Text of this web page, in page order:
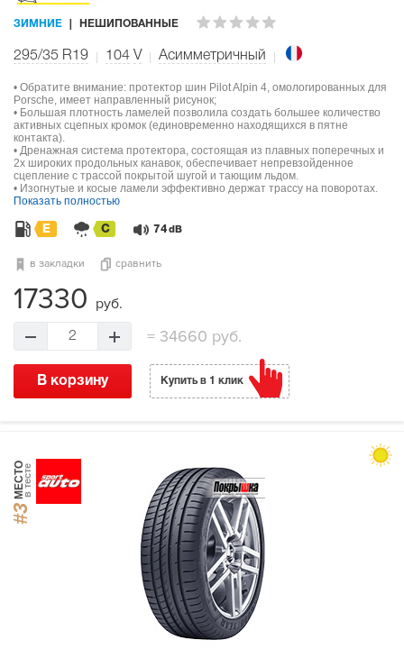
ЗИМНИЕ НЕШИПОВАННЫЕ
295/35 R19 104 V Асимметричный
• Обратите внимание: протектор шин Pilot Alpin 4, омологированных для
Porsche, имеет направленный рисунок;
• Большая плотность ламелей позволила создать большее количество
активных сцепных кромок (единовременно находящихся в пятне
контакта).
• Дренажная система протектора, состоящая из плавных поперечных и
2х широких продольных канавок, обеспечивает непревзойденное
сцепление с трассой покрытой шугой и тающим льдом.
• Изогнутые и косые ламели эффективно держат трассу на поворотах.
Показать полностью
E C 74dB
в закладки сравнить
17330 руб.
2 = 34660 руб.
В корзину Купить в 1 клик
#3
МЕСТОв тесте